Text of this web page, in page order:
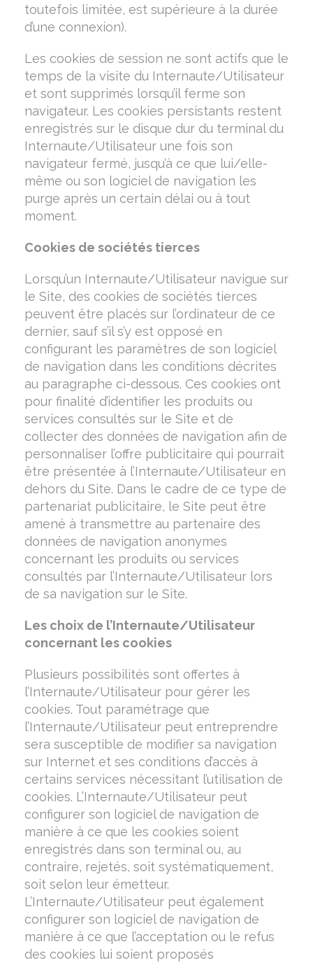
toutefois limitée, est supérieure à la durée
d’une connexion).
Les cookies de session ne sont actifs que le
temps de la visite du Internaute/Utilisateur
et sont supprimés lorsqu’il ferme son
navigateur. Les cookies persistants restent
enregistrés sur le disque dur du terminal du
Internaute/Utilisateur une fois son
navigateur fermé, jusqu’à ce que lui/elle-
même ou son logiciel de navigation les
purge après un certain délai ou à tout
moment.
Cookies de sociétés tierces
Lorsqu’un Internaute/Utilisateur navigue sur
le Site, des cookies de sociétés tierces
peuvent être placés sur l’ordinateur de ce
dernier, sauf s’il s’y est opposé en
configurant les paramètres de son logiciel
de navigation dans les conditions décrites
au paragraphe ci-dessous. Ces cookies ont
pour finalité d’identifier les produits ou
services consultés sur le Site et de
collecter des données de navigation afin de
personnaliser l’offre publicitaire qui pourrait
être présentée à l’Internaute/Utilisateur en
dehors du Site. Dans le cadre de ce type de
partenariat publicitaire, le Site peut être
amené à transmettre au partenaire des
données de navigation anonymes
concernant les produits ou services
consultés par l’Internaute/Utilisateur lors
de sa navigation sur le Site.
Les choix de l’Internaute/Utilisateur
concernant les cookies
Plusieurs possibilités sont offertes à
l’Internaute/Utilisateur pour gérer les
cookies. Tout paramétrage que
l’Internaute/Utilisateur peut entreprendre
sera susceptible de modifier sa navigation
sur Internet et ses conditions d’accès à
certains services nécessitant l’utilisation de
cookies. L’Internaute/Utilisateur peut
configurer son logiciel de navigation de
manière à ce que les cookies soient
enregistrés dans son terminal ou, au
contraire, rejetés, soit systématiquement,
soit selon leur émetteur.
L’Internaute/Utilisateur peut également
configurer son logiciel de navigation de
manière à ce que l’acceptation ou le refus
des cookies lui soient proposés